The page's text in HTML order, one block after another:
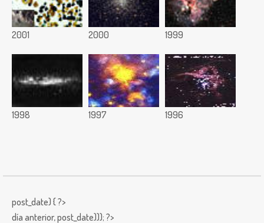
2001 2000 1999
1998 1997 1996
post_date) { ?>
día anterior,post_date))); ?>